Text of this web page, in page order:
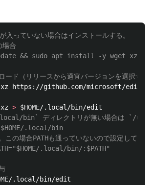
っていない場合はインストールする。
合
&& sudo apt install -y wget xz-
ード（リリースから適宜バージョンを選択する
> $HOME
bin` ディレクトリが無い場合は `/usr/
.local/bin
この場合PATHも通っていないので設定しておく
.local/bin/:$PATH"